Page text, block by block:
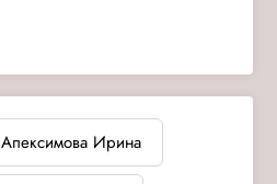
Апексимова Ирина